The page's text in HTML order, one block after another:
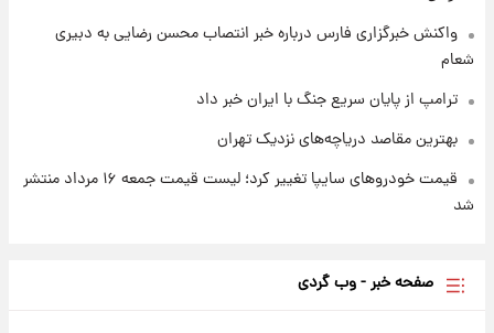
واکنش خبرگزاری فارس درباره خبر انتصاب محسن رضایی به دبیری
شعام
ترامپ از پایان سریع جنگ با ایران خبر داد
بهترین مقاصد دریاچه‌های نزدیک تهران
قیمت خودروهای سایپا تغییر کرد؛ لیست قیمت جمعه ۱۶ مرداد منتشر
شد
صفحه خبر - وب گردی